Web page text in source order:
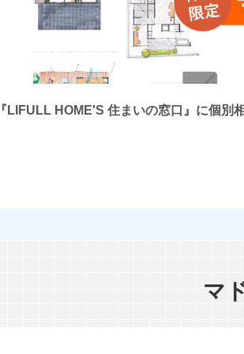
『LIFULL HOME'S 住まいの窓口』に個別
マ